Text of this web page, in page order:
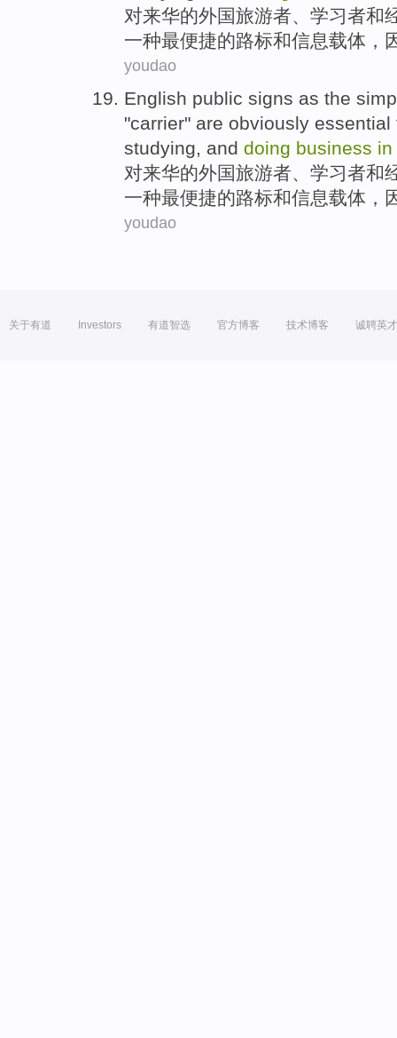
对来华的外国旅游者 学习者和
一种最便捷的路标和信息载体 ，
youdao
English public signs as the
"carrier" are obviously
studying, and doing business in
对来华的外国旅游者、 学习者和
一种最便捷的路标和信息载体 ，
youdao
关于有道 Investors 有道智选 官方博客 技术博客 诚聘英才